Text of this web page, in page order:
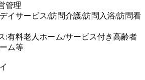
管理
イサービス/訪問介護/訪問入浴/訪問看
有料老人ホーム/サービス付き高齢者
ム等